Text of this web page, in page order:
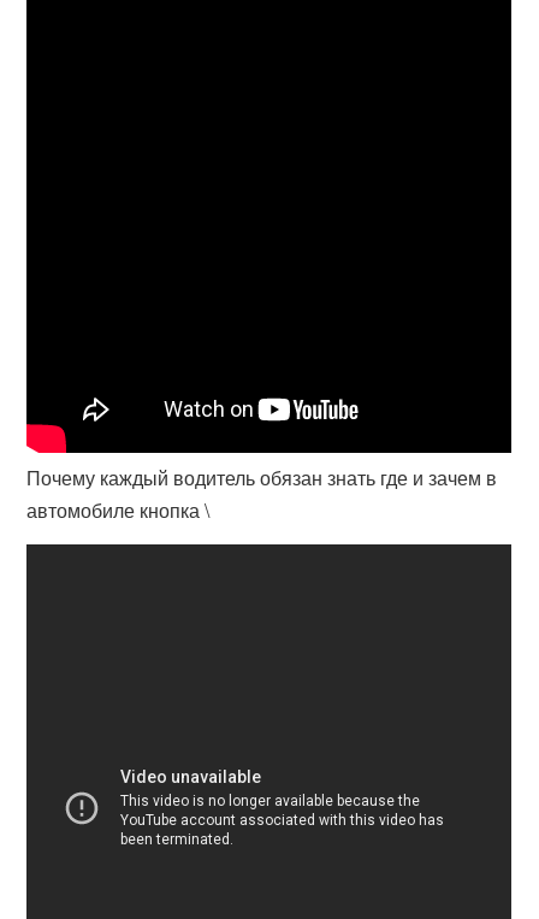
Почему каждый водитель обязан знать где и зачем в
автомобиле кнопка \